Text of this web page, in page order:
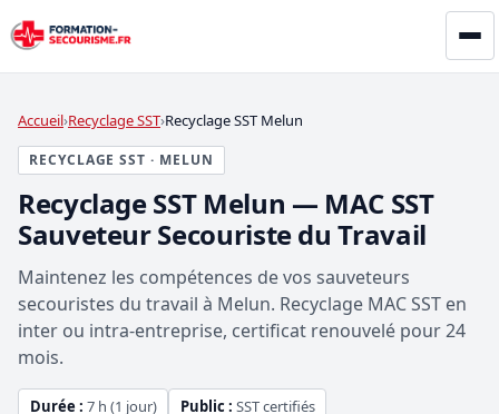
Accueil Recyclage SST Recyclage SST Melun
RECYCLAGE SST · MELUN
Recyclage SST Melun — MAC SST
Sauveteur Secouriste du Travail
Maintenez les compétences de vos sauveteurs
secouristes du travail à Melun. Recyclage MAC SST en
inter ou intra-entreprise, certificat renouvelé pour 24
mois.
Durée : 7 h (1 jour) Public : SST certifiés